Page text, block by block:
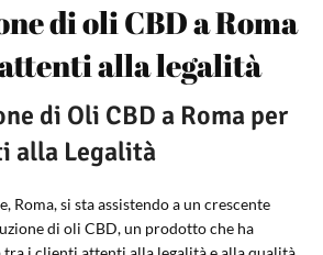
di oli CBD a Roma
alla legalità
di Oli CBD a Roma per
alla Legalità
Roma, si sta assistendo a un crescente
di oli CBD, un prodotto che ha